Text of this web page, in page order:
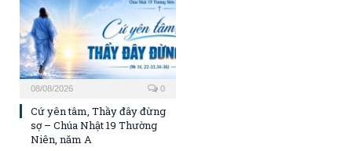
08/08/2026 0
Cứ yên tâm, Thầy đây đừng
sợ – Chúa Nhật 19 Thường
Niên, năm A